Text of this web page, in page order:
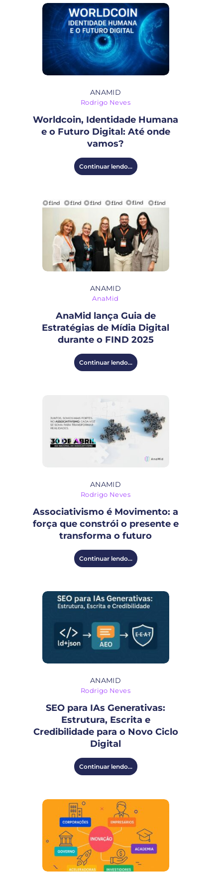
ANAMID
Rodrigo Neves
Worldcoin, Identidade Humana
e o Futuro Digital: Até onde
vamos?
Continuar lendo...
ANAMID
AnaMid
AnaMid lança Guia de
Estratégias de Mídia Digital
durante o FIND 2025
Continuar lendo...
ANAMID
Rodrigo Neves
Associativismo é Movimento: a
força que constrói o presente e
transforma o futuro
Continuar lendo...
ANAMID
Rodrigo Neves
SEO para IAs Generativas:
Estrutura, Escrita e
Credibilidade para o Novo Ciclo
Digital
Continuar lendo...